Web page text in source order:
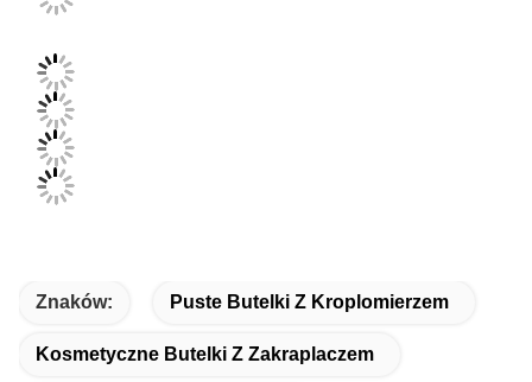
Znaków: Puste Butelki Z Kroplomierzem
Kosmetyczne Butelki Z Zakraplaczem